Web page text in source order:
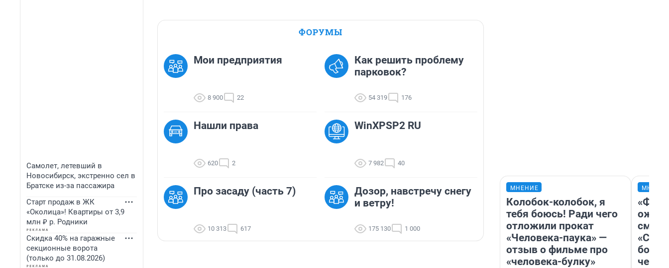
Самолет, летевший в
Новосибирск, экстренно сел в
Братске из-за пассажира
Старт продаж в ЖК
«Околица»! Квартиры от 3,9
млн ₽ р. Родники
Скидка 40% на гаражные
секционные ворота
(только до 31.08.2026)
ФОРУМЫ
Мои предприятия
8 900 22
Как решить проблему
парковок?
54 319 176
Нашли права
620 2
WinXPSP2 RU
7 982 40
Про засаду (часть 7)
10 313 617
Дозор, навстречу снегу
и ветру!
175 130 1 000
МНЕНИЕ
Колобок-колобок, я
тебя боюсь! Ради чего
отложили прокат
«Человека-паука» —
отзыв о фильме про
«человека-булку»